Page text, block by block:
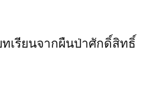
เรียนจากผืนป่าศักดิ์สิทธิ์